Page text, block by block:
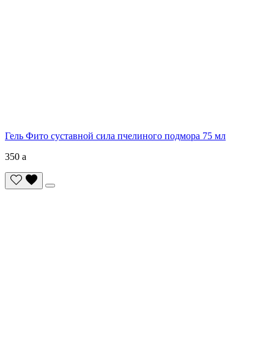
Гель Фито суставной сила пчелиного подмора 75 мл
350 a